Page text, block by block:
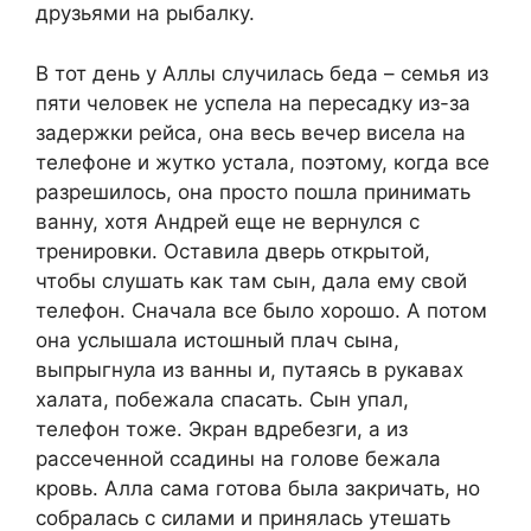
друзьями на рыбалку.
В тот день у Аллы случилась беда – семья из
пяти человек не успела на пересадку из-за
задержки рейса, она весь вечер висела на
телефоне и жутко устала, поэтому, когда все
разрешилось, она просто пошла принимать
ванну, хотя Андрей еще не вернулся с
тренировки. Оставила дверь открытой,
чтобы слушать как там сын, дала ему свой
телефон. Сначала все было хорошо. А потом
она услышала истошный плач сына,
выпрыгнула из ванны и, путаясь в рукавах
халата, побежала спасать. Сын упал,
телефон тоже. Экран вдребезги, а из
рассеченной ссадины на голове бежала
кровь. Алла сама готова была закричать, но
собралась с силами и принялась утешать